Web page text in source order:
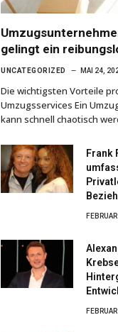
gelingt ein
UNCATEGORIZED MAI 24,
Die wichtigsten Vorteile
Umzugsservices Ein
kann schnell chaotisch
Frank